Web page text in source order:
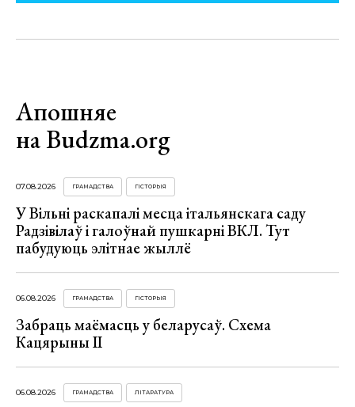
Апошняе
на Budzma.org
07.08.2026 ГРАМАДСТВА ГІСТОРЫЯ
У Вільні раскапалі месца італьянскага саду
Радзівілаў і галоўнай пушкарні ВКЛ. Тут
пабудуюць элітнае жыллё
06.08.2026 ГРАМАДСТВА ГІСТОРЫЯ
Забраць маёмасць у беларусаў. Схема
Кацярыны ІІ
06.08.2026 ГРАМАДСТВА ЛІТАРАТУРА